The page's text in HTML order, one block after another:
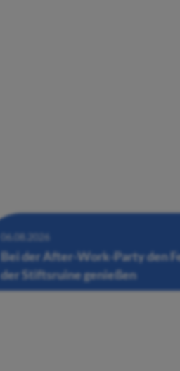
06.08.2026
Bei der After-Work-Party den
der Stiftsruine genießen